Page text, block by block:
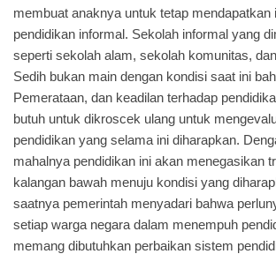
membuat anaknya untuk tetap mendapatkan
pendidikan informal. Sekolah informal yang
seperti sekolah alam, sekolah komunitas,
Sedih bukan main dengan kondisi saat ini
Pemerataan, dan keadilan terhadap
butuh untuk dikroscek ulang untuk
pendidikan yang selama ini diharapkan.
mahalnya pendidikan ini akan menegasikan
kalangan bawah menuju kondisi yang
saatnya pemerintah menyadari bahwa
setiap warga negara dalam menempuh
memang dibutuhkan perbaikan sistem